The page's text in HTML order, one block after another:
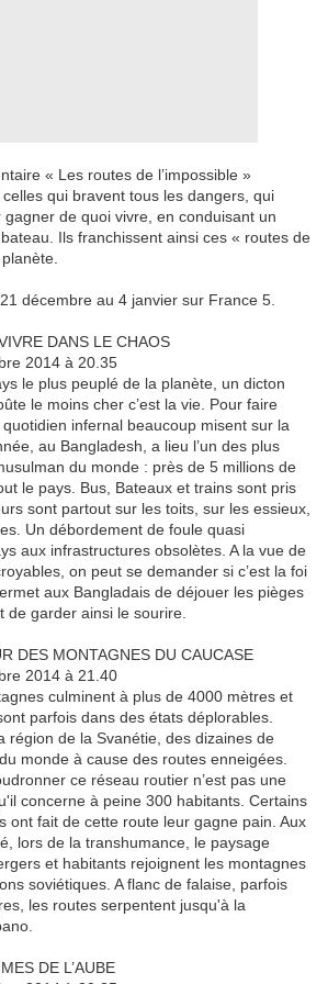
« Les routes de l’impossible »
qui bravent tous les dangers, qui
de quoi vivre, en conduisant un
Ils franchissent ainsi ces « routes de
décembre au 4 janvier sur France 5.
DANS LE CHAOS
2014 à 20.35
le plus peuplé de la planète, un dicton
le moins cher c’est la vie. Pour faire
quotidien infernal beaucoup misent sur la
au Bangladesh, a lieu l’un des plus
du monde : près de 5 millions de
le pays. Bus, Bateaux et trains sont pris
sont partout sur les toits, sur les essieux,
Un débordement de foule quasi
aux infrastructures obsolètes. A la vue de
on peut se demander si c’est la foi
aux Bangladais de déjouer les pièges
de garder ainsi le sourire.
DES MONTAGNES DU CAUCASE
2014 à 21.40
culminent à plus de 4000 mètres et
parfois dans des états déplorables.
région de la Svanétie, des dizaines de
monde à cause des routes enneigées.
ce réseau routier n’est pas une
concerne à peine 300 habitants. Certains
ont fait de cette route leur gagne pain. Aux
lors de la transhumance, le paysage
et habitants rejoignent les montagnes
soviétiques. A flanc de falaise, parfois
les routes serpentent jusqu'à la
DE L’AUBE